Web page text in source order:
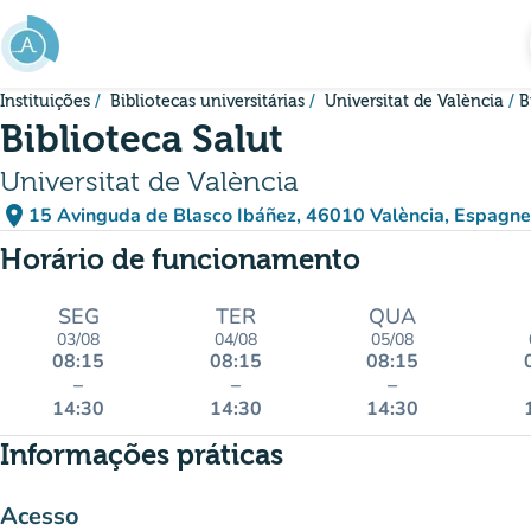
Ir para o conteúdo principal
Instituições Bibliotecas universitárias Universitat de València
Biblioteca Salut
Universitat de València
place 15 Avinguda de Blasco Ibáñez, 46010 València, Espagne
(abrir no Google Maps)
(novo separador)
Horário de funcionamento
SEG
03/08
08:15
–
14:30
TER
04/08
08:15
–
14:30
QUA
05/08
08:15
–
14:30
Informações práticas
Acesso